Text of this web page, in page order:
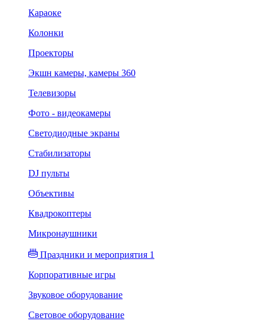
Караоке
Колонки
Проекторы
Экшн камеры, камеры 360
Телевизоры
Фото - видеокамеры
Светодиодные экраны
Стабилизаторы
DJ пульты
Объективы
Квадрокоптеры
Микронаушники
Праздники и мероприятия 1
Корпоративные игры
Звуковое оборудование
Световое оборудование